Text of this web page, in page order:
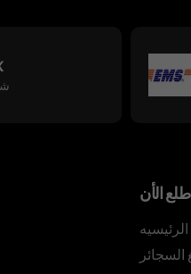
أطلع الأن
السجائر